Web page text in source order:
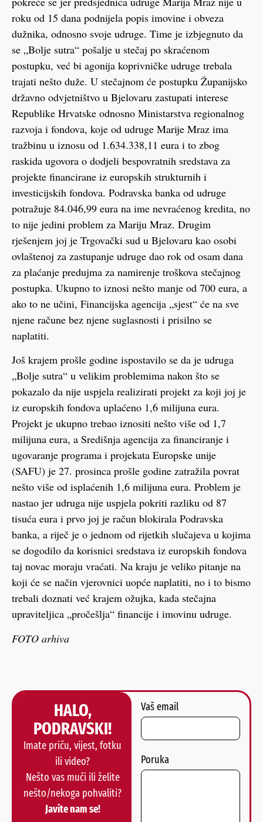
roku od 15 dana podnijela popis imovine i obveza
dužnika, odnosno svoje udruge. Time je izbjegnuto da
se „Bolje sutra“ pošalje u stečaj po skraćenom
postupku, već bi agonija koprivničke udruge trebala
trajati nešto duže. U stečajnom će postupku Županijsko
državno odvjetništvo u Bjelovaru zastupati interese
Republike Hrvatske odnosno Ministarstva regionalnog
razvoja i fondova, koje od udruge Marije Mraz ima
tražbinu u iznosu od 1.634.338,11 eura i to zbog
raskida ugovora o dodjeli bespovratnih sredstava za
projekte financirane iz europskih strukturnih i
investicijskih fondova. Podravska banka od udruge
potražuje 84.046,99 eura na ime nevraćenog kredita, no
to nije jedini problem za Mariju Mraz. Drugim
rješenjem joj je Trgovački sud u Bjelovaru kao osobi
ovlaštenoj za zastupanje udruge dao rok od osam dana
za plaćanje predujma za namirenje troškova stečajnog
postupka. Ukupno to iznosi nešto manje od 700 eura, a
ako to ne učini, Financijska agencija „sjest“ će na sve
njene račune bez njene suglasnosti i prisilno se
naplatiti.
Još krajem prošle godine ispostavilo se da je udruga
„Bolje sutra“ u velikim problemima nakon što se
pokazalo da nije uspjela realizirati projekt za koji joj je
iz europskih fondova uplaćeno 1,6 milijuna eura.
Projekt je ukupno trebao iznositi nešto više od 1,7
milijuna eura, a Središnja agencija za financiranje i
ugovaranje programa i projekata Europske unije
(SAFU) je 27. prosinca prošle godine zatražila povrat
nešto više od isplaćenih 1,6 milijuna eura. Problem je
nastao jer udruga nije uspjela pokriti razliku od 87
tisuća eura i prvo joj je račun blokirala Podravska
banka, a riječ je o jednom od rijetkih slučajeva u kojima
se dogodilo da korisnici sredstava iz europskih fondova
taj novac moraju vraćati. Na kraju je veliko pitanje na
koji će se način vjerovnici uopće naplatiti, no i to bismo
trebali doznati već krajem ožujka, kada stečajna
upraviteljica „pročešlja“ financije i imovinu udruge.
FOTO arhiva
HALO,
PODRAVSKI!
Imate priču, vijest, fotku
ili video?
Nešto vas muči ili želite
nešto/nekoga pohvaliti?
Javite nam se!
Vaš email
Poruka